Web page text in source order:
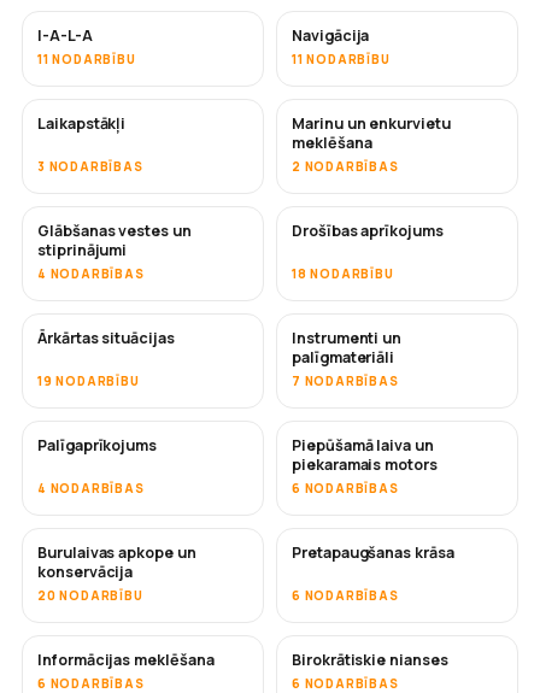
I-A-L-A
11 NODARBĪBU
Navigācija
11 NODARBĪBU
Laikapstākļi
3 NODARBĪBAS
Marinu un enkurvietu
meklēšana
2 NODARBĪBAS
Glābšanas vestes un
stiprinājumi
4 NODARBĪBAS
Drošības aprīkojums
18 NODARBĪBU
Ārkārtas situācijas
19 NODARBĪBU
Instrumenti un
palīgmateriāli
7 NODARBĪBAS
Palīgaprīkojums
4 NODARBĪBAS
Piepūšamā laiva un
piekaramais motors
6 NODARBĪBAS
Burulaivas apkope un
konservācija
20 NODARBĪBU
DRĪZUMĀ
Pretapaugšanas krāsa
6 NODARBĪBAS
Informācijas meklēšana
6 NODARBĪBAS
Birokrātiskie nianses
6 NODARBĪBAS